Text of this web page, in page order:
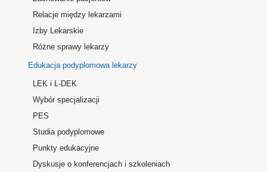
Relacje między lekarzami
Izby Lekarskie
Różne sprawy lekarzy
Edukacja podyplomowa lekarzy
LEK i L-DEK
Wybór specjalizacji
PES
Studia podyplomowe
Punkty edukacyjne
Dyskusje o konferencjach i szkoleniach